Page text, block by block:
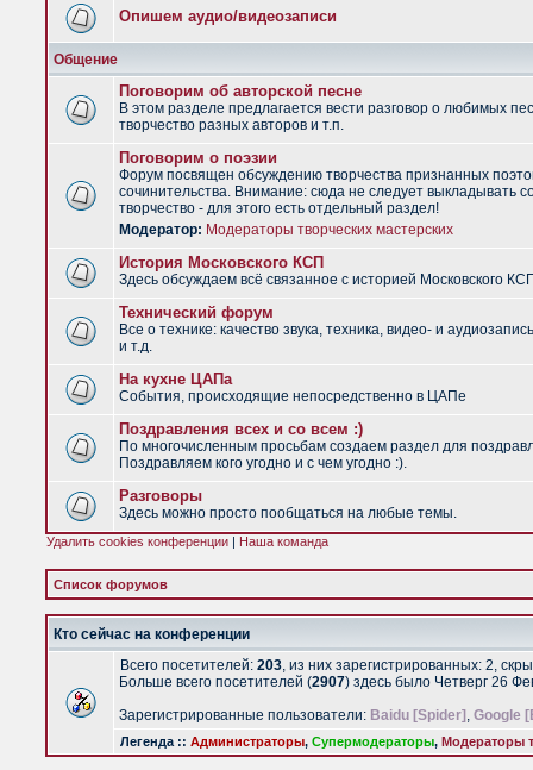
Опишем аудио/видеозаписи
Общение
Поговорим об авторской песне
В этом разделе предлагается вести разговор о любимых
творчество разных авторов и т.п.
Поговорим о поэзии
Форум посвящен обсуждению творчества признанных
сочинительства. Внимание: сюда не следует выкладывать
творчество - для этого есть отдельный раздел!
Модератор: Модераторы творческих мастерских
История Московского КСП
Здесь обсуждаем всё связанное с историей Московского
Технический форум
Все о технике: качество звука, техника, видео- и
и т.д.
На кухне ЦАПа
События, происходящие непосредственно в ЦАПе
Поздравления всех и со всем :)
По многочисленным просьбам создаем раздел для
Поздравляем кого угодно и с чем угодно :).
Разговоры
Здесь можно просто пообщаться на любые темы.
Удалить cookies конференции | Наша команда
Список форумов
Кто сейчас на конференции
Всего посетителей: 203, из них зарегистрированных: 2,
Больше всего посетителей (2907) здесь было Четверг 26
Зарегистрированные пользователи: Baidu [Spider] , Google
Легенда :: Администраторы, Супермодераторы, Модераторы